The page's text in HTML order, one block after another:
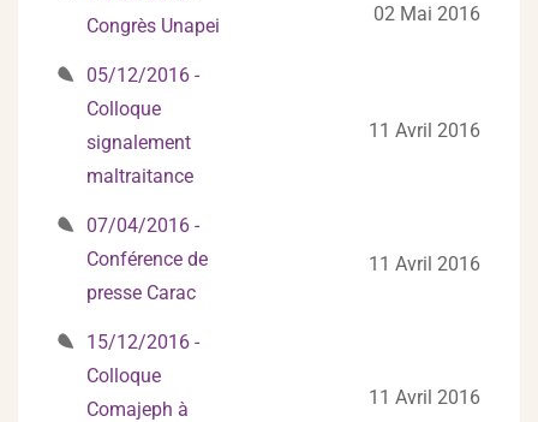
Congrès Unapei
02 Mai 2016
05/12/2016 -
Colloque
signalement
maltraitance
11 Avril 2016
07/04/2016 -
Conférence de
presse Carac
11 Avril 2016
15/12/2016 -
Colloque
Comajeph à
11 Avril 2016